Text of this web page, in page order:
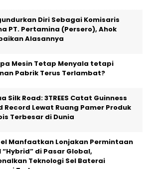
Diri Sebagai Komisaris
PT. Pertamina (Persero), Ahok
Alasannya
Mesin Tetap Menyala tetapi
Pabrik Terus Terlambat?
Silk Road: 3TREES Catat Guinness
Record Lewat Ruang Pamer Produk
Terbesar di Dunia
Manfaatkan Lonjakan Permintaan
“Hybrid” di Pasar Global,
Teknologi Sel Baterai